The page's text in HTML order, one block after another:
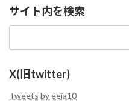
サイト内を検索
X(旧twitter)
Tweets by eeja10